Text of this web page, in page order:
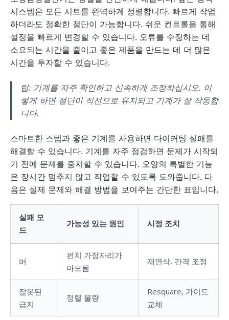
시스템은 모든 시트를 완벽하게 정렬합니다. 빠르게 작업
하더라도 정확한 절단이 가능합니다. 쉬운 컨트롤을 통해
설정을 빠르게 변경할 수 있습니다. 오류를 수정하는 데
소요되는 시간을 줄이고 좋은 제품을 만드는 데 더 많은
시간을 투자할 수 있습니다.
팁: 기계를 자주 확인하고 신속하게 조정하십시오. 이
렇게 하면 절단이 직선으로 유지되고 기계가 잘 작동합
니다.
스마트한 스텝과 좋은 기계를 사용하면 다이커팅 실패를
해결할 수 있습니다. 기계를 자주 점검하면 문제가 시작되
기 전에 문제를 중지할 수 있습니다. 오양의 특별한 기능
은 장시간 멈추지 않고 작업할 수 있도록 도와줍니다. 다
음은 실제 문제와 해결 방법을 보여주는 간단한 표입니다.
실패 모
드
가능성 있는 원인 시정 조치
버
펀치 가장자리가
마모됨
재연삭, 간격 조정
잘못된
급지
정렬 불량
Resquare, 가이드
교체